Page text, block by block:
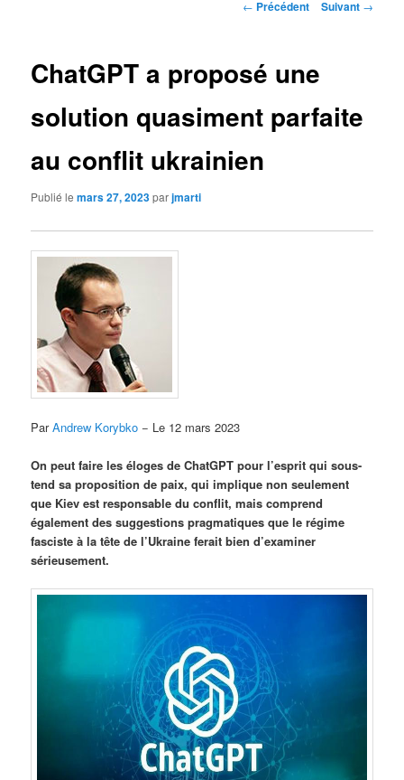
Navigation
← Précédent Suivant →
ChatGPT a proposé une
solution quasiment parfaite
au conflit ukrainien
Publié lemars 27, 2023parjmarti
ParAndrew Korybko − Le 12 mars 2023
On peut faire les éloges de ChatGPT pour l’esprit qui sous-
tend sa proposition de paix, qui implique non seulement
que Kiev est responsable du conflit, mais comprend
également des suggestions pragmatiques que le régime
fasciste à la tête de l’Ukraine ferait bien d’examiner
sérieusement.